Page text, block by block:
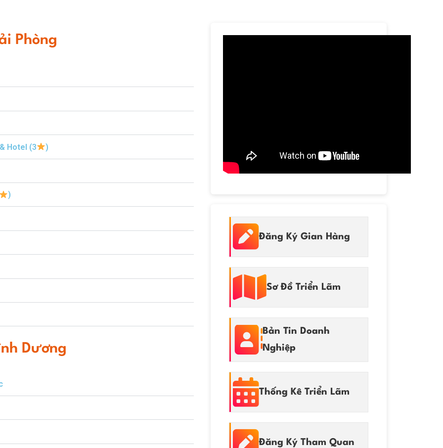
Phòng
Hotel (3 )
)
Dương
Đăng Ký Gian Hàng
Sơ Đồ Triển Lãm
Bản Tin Doanh
Nghiệp
Thống Kê Triển Lãm
Đăng Ký Tham Quan